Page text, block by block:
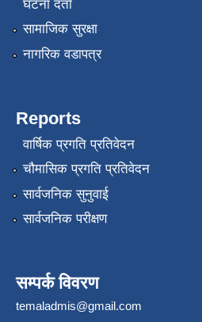
घटना दर्ता
सामाजिक सुरक्षा
नागरिक वडापत्र
Reports
वार्षिक प्रगति प्रतिवेदन
चौमासिक प्रगति प्रतिवेदन
सार्वजनिक सुनुवाई
सार्वजनिक परीक्षण
सम्पर्क विवरण
temaladmis@gmail.com